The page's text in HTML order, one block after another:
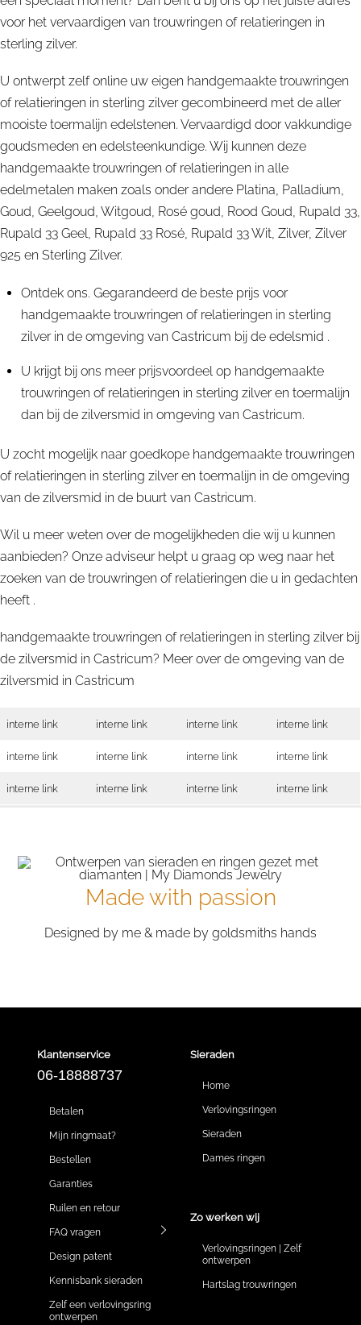
voor het vervaardigen van trouwringen of relatieringen in
sterling zilver.
U ontwerpt zelf online uw eigen handgemaakte trouwringen
of relatieringen in sterling zilver gecombineerd met de aller
mooiste toermalijn edelstenen. Vervaardigd door vakkundige
goudsmeden en edelsteenkundige. Wij kunnen deze
handgemaakte trouwringen of relatieringen in alle
edelmetalen maken zoals onder andere Platina, Palladium,
Goud, Geelgoud, Witgoud, Rosé goud, Rood Goud, Rupald 33,
Rupald 33 Geel, Rupald 33 Rosé, Rupald 33 Wit, Zilver, Zilver
925 en Sterling Zilver.
Ontdek ons. Gegarandeerd de beste prijs voor
handgemaakte trouwringen of relatieringen in sterling
zilver in de omgeving van Castricum bij de edelsmid .
U krijgt bij ons meer prijsvoordeel op handgemaakte
trouwringen of relatieringen in sterling zilver en toermalijn
dan bij de zilversmid in omgeving van Castricum.
U zocht mogelijk naar goedkope handgemaakte trouwringen
of relatieringen in sterling zilver en toermalijn in de omgeving
van de zilversmid in de buurt van Castricum.
Wil u meer weten over de mogelijkheden die wij u kunnen
aanbieden? Onze adviseur helpt u graag op weg naar het
zoeken van de trouwringen of relatieringen die u in gedachten
heeft .
handgemaakte trouwringen of relatieringen in sterling zilver bij
de zilversmid in Castricum? Meer over de omgeving van de
zilversmid in Castricum
interne link interne link interne link interne link
interne link interne link interne link interne link
interne link interne link interne link interne link
Made with passion
Designed by me & made by goldsmiths hands
Klantenservice
06-18888737
Betalen
Mijn ringmaat?
Bestellen
Garanties
Ruilen en retour
FAQ vragen
Design patent
Kennisbank sieraden
Zelf een verlovingsring
ontwerpen
Sieraden
Home
Verlovingsringen
Sieraden
Dames ringen
Zo werken wij
Verlovingsringen | Zelf
ontwerpen
Hartslag trouwringen